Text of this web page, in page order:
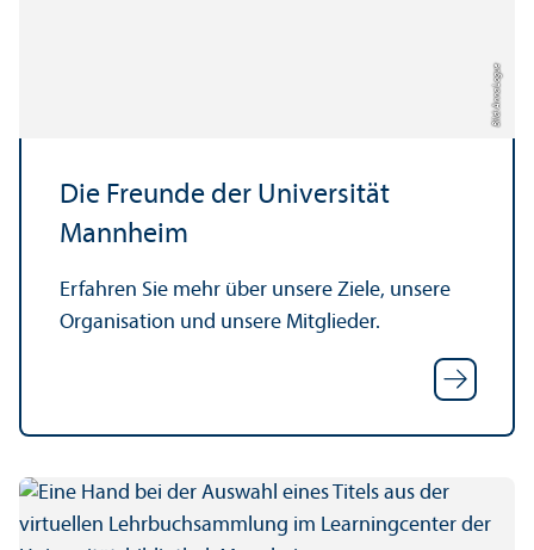
Bild: Anna Logue
Die Freunde der Universität
Mannheim
Erfahren Sie mehr über unsere Ziele, unsere
Organisation und unsere Mitglieder.